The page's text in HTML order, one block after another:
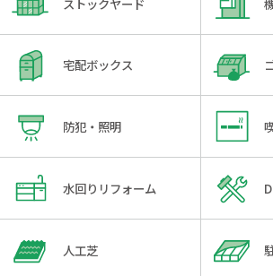
宅配ボックス
防犯・照明
水回りリフォーム
人工芝